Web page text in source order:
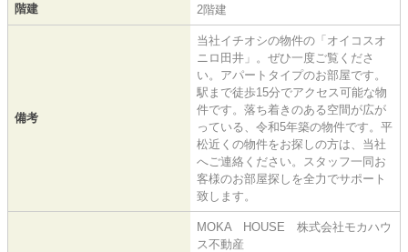
階建 2階建
備考
当社イチオシの物件の「オイコスオ
ニロ田井」。ぜひ一度ご覧くださ
い。アパートタイプのお部屋です。
駅まで徒歩15分でアクセス可能な物
件です。落ち着きのある空間が広が
っている、令和5年築の物件です。平
松近くの物件をお探しの方は、当社
へご連絡ください。スタッフ一同お
客様のお部屋探しを全力でサポート
致します。
MOKA HOUSE 株式会社モカハウ
ス不動産